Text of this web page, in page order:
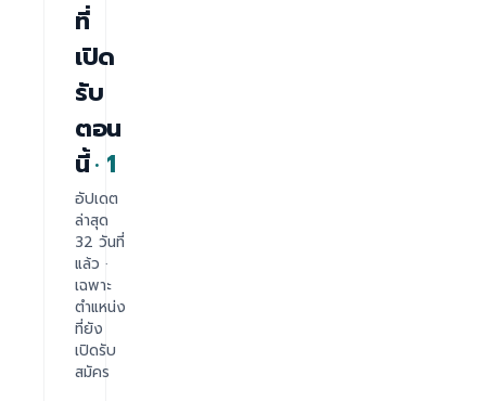
ที่
เปิด
รับ
ตอน
นี้ · 1
อัปเดต
ล่าสุด
32 วันที่
แล้ว ·
เฉพาะ
ตำแหน่ง
ที่ยัง
เปิดรับ
สมัคร